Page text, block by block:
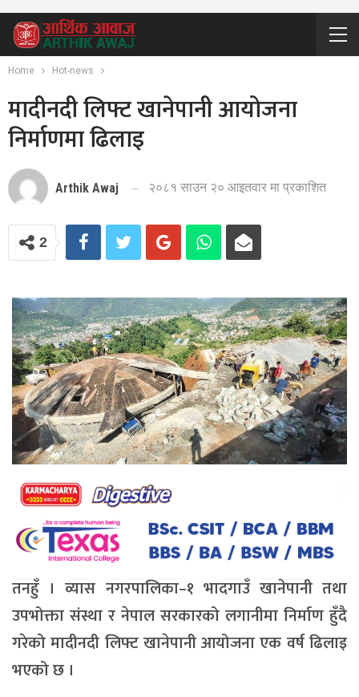
Home Hot-news
मादीनदी लिफ्ट खानेपानी आयोजना
निर्माणमा ढिलाइ
Arthik Awaj २०८१ साउन २० आइतवार मा प्रकाशित
2
तनहुँ । व्यास नगरपालिका–१ भादगाउँ खानेपानी तथा
उपभोक्ता संस्था र नेपाल सरकारको लगानीमा निर्माण हुँदै
गरेको मादीनदी लिफ्ट खानेपानी आयोजना एक वर्ष ढिलाइ
भएको छ ।